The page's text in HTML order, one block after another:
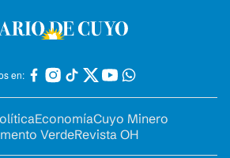
en:
EconomíaCuyo Minero
VerdeRevista OH